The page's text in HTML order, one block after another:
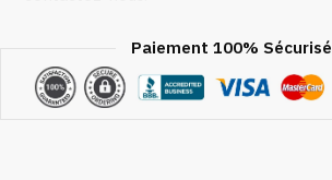
Paiement 100% Sécurisé